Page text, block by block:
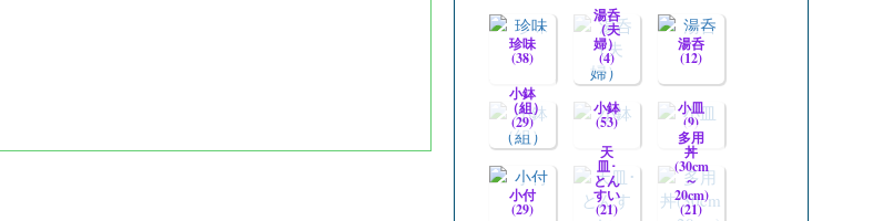
珍味
(38)
湯呑
（夫
婦）
(4)
湯呑
(12)
小鉢
（組）
(29)
小鉢
(53)
小皿
(9)
小付
(29)
天
皿･
とん
すい
(21)
多用
丼
(30cm
～
20cm)
(21)